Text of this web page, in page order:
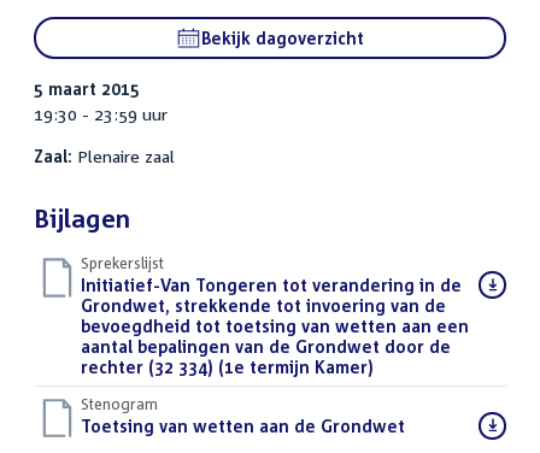
link:
Bekijk dagoverzicht
5 maart 2015
19:30 - 23:59 uur
Zaal: Plenaire zaal
Bijlagen
Sprekerslijst
Download
bestand:
Initiatief-Van Tongeren tot verandering in de
Grondwet, strekkende tot invoering van de
bevoegdheid tot toetsing van wetten aan een
aantal bepalingen van de Grondwet door de
rechter (32 334) (1e termijn Kamer)
Stenogram
Download
Toetsing van wetten aan de Grondwet